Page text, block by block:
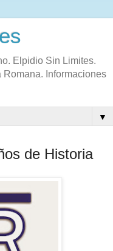
Elpidio Sin Limites.
Romana. Informaciones
▼
de Historia